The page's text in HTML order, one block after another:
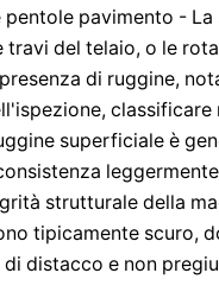
pentole pavimento -
travi del telaio, o le
di ruggine,
superficiale è
strutturale della
tipicamente scuro,
di distacco e non